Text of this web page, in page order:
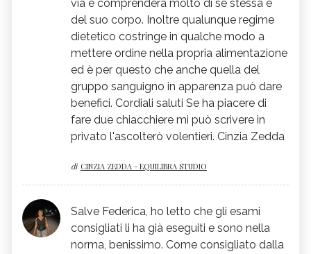
via e comprenderà molto di sé stessa e
del suo corpo. Inoltre qualunque regime
dietetico costringe in qualche modo a
mettere ordine nella propria alimentazione
ed è per questo che anche quella del
gruppo sanguigno in apparenza può dare
benefici. Cordiali saluti Se ha piacere di
fare due chiacchiere mi può scrivere in
privato l'ascolterò volentieri. Cinzia Zedda
di CINZIA ZEDDA - EQUILIBRA STUDIO
Salve Federica, ho letto che gli esami
consigliati li ha già eseguiti e sono nella
norma, benissimo. Come consigliato dalla